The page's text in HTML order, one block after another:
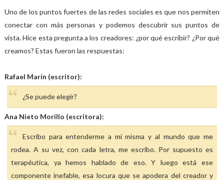
Uno de los puntos fuertes de las redes sociales es que nos permiten
conectar con más personas y podemos descubrir sus puntos de
vista. Hice esta pregunta a los creadores: ¿por qué escribir? ¿Por qué
creamos? Estas fueron las respuestas:
Rafael Marín (escritor):
¿Se puede elegir?
Ana Nieto Morillo (escritora):
Escribo para entenderme a mí misma y al mundo que me
rodea. A su vez, con cada letra, me escribo. Por supuesto es
terapéutica, ya hemos hablado de eso. Y luego está ese
componente inefable, esa locura que se apodera del creador y